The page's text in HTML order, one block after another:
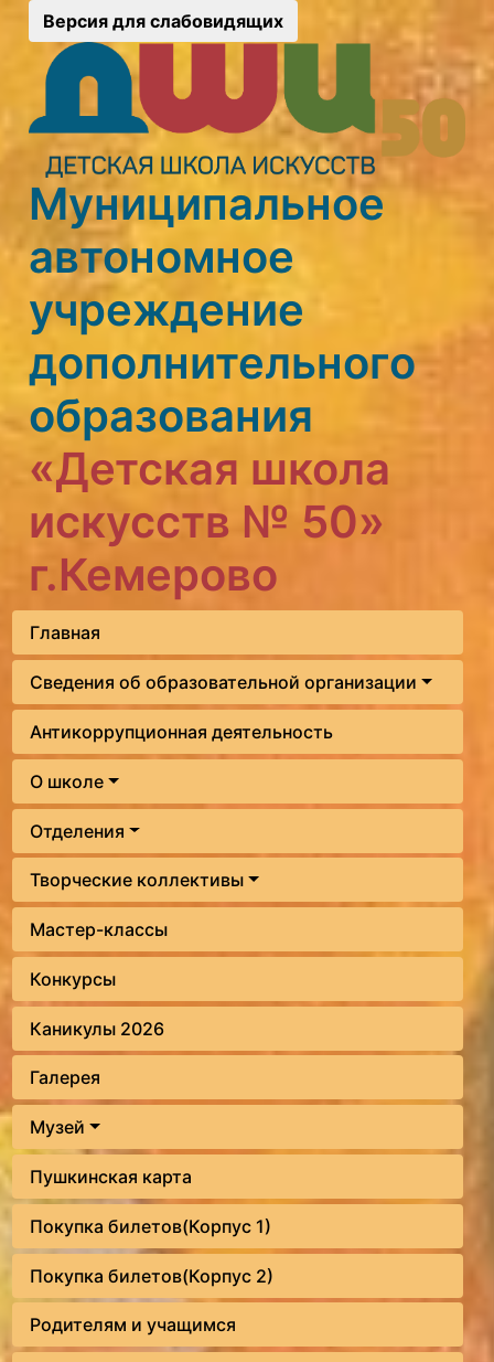
Версия для слабовидящих
Муниципальное
автономное
учреждение
дополнительного
образования
«Детская школа
искусств № 50»
г.Кемерово
Главная
Сведения об образовательной организации
Антикоррупционная деятельность
О школе
Отделения
Творческие коллективы
Мастер-классы
Конкурсы
Каникулы 2026
Галерея
Музей
Пушкинская карта
Покупка билетов(Корпус 1)
Покупка билетов(Корпус 2)
Родителям и учащимся